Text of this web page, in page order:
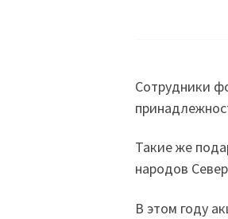
Сотрудники
Такие же
народов
В этом году